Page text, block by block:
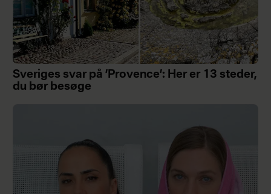
Sveriges svar på ’Provence’: Her er 13 steder,
du bør besøge